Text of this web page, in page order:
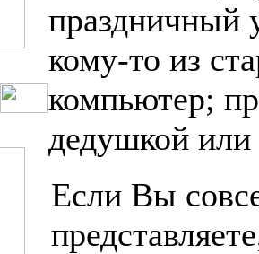
праздничный
кому-то из
компьютер;
дедушкой
Если Вы